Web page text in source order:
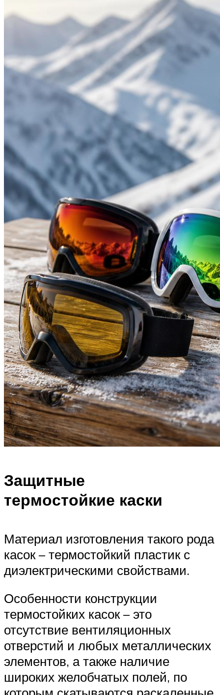
Защитные
термостойкие каски
Материал изготовления такого рода
касок – термостойкий пластик с
диэлектрическими свойствами.
Особенности конструкции
термостойких касок – это
отсутствие вентиляционных
отверстий и любых металлических
элементов, а также наличие
широких желобчатых полей, по